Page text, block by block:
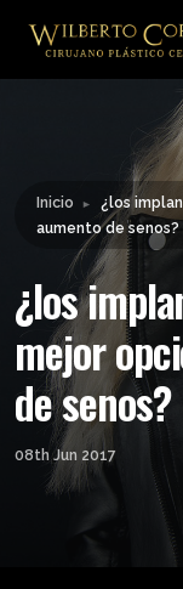
Leyendo: ¿los
la mejor
Inicio ►
¿los
aumento de senos?
¿los
mejor
de senos?
08th Jun 2017